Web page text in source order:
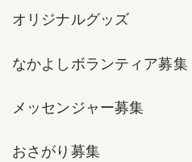
オリジナルグッズ
なかよしボランティア募集
メッセンジャー募集
おさがり募集